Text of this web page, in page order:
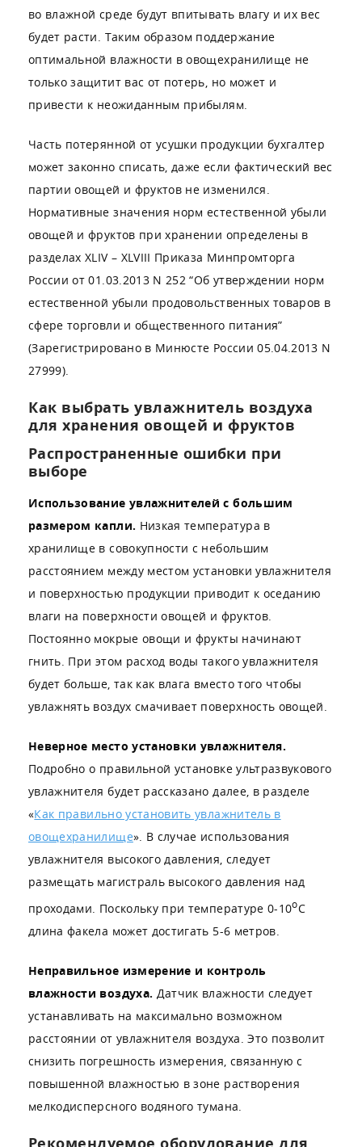
во влажной среде будут впитывать влагу и их вес
будет расти. Таким образом поддержание
оптимальной влажности в овощехранилище не
только защитит вас от потерь, но может и
привести к неожиданным прибылям.
Часть потерянной от усушки продукции бухгалтер
может законно списать, даже если фактический вес
партии овощей и фруктов не изменился.
Нормативные значения норм естественной убыли
овощей и фруктов при хранении определены в
разделах XLIV – XLVIII Приказа Минпромторга
России от 01.03.2013 N 252 “Об утверждении норм
естественной убыли продовольственных товаров в
сфере торговли и общественного питания”
(Зарегистрировано в Минюсте России 05.04.2013 N
27999).
Как выбрать увлажнитель воздуха
для хранения овощей и фруктов
Распространенные ошибки при
выборе
Использование увлажнителей с большим
размером капли. Низкая температура в
хранилище в совокупности с небольшим
расстоянием между местом установки увлажнителя
и поверхностью продукции приводит к оседанию
влаги на поверхности овощей и фруктов.
Постоянно мокрые овощи и фрукты начинают
гнить. При этом расход воды такого увлажнителя
будет больше, так как влага вместо того чтобы
увлажнять воздух смачивает поверхность овощей.
Неверное место установки увлажнителя.
Подробно о правильной установке ультразвукового
увлажнителя будет рассказано далее, в разделе
«Как правильно установить увлажнитель в
овощехранилище». В случае использования
увлажнителя высокого давления, следует
размещать магистраль высокого давления над
проходами. Поскольку при температуре 0-10оС
длина факела может достигать 5-6 метров.
Неправильное измерение и контроль
влажности воздуха. Датчик влажности следует
устанавливать на максимально возможном
расстоянии от увлажнителя воздуха. Это позволит
снизить погрешность измерения, связанную с
повышенной влажностью в зоне растворения
мелкодисперсного водяного тумана.